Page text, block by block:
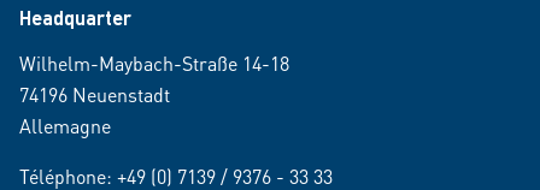
Headquarter
Wilhelm-Maybach-Straße 14-18
74196 Neuenstadt
Allemagne
Téléphone: +49 (0) 7139 / 9376 - 33 33